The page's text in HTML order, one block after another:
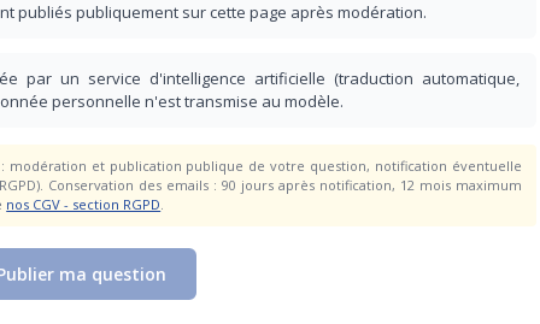
publiés publiquement sur cette page après modération.
par un service d'intelligence artificielle (traduction automatique,
personnelle n'est transmise au modèle.
: modération et publication publique de votre question, notification éventuelle
Conservation des emails : 90 jours après notification, 12 mois maximum
nos CGV - section RGPD.
ma question